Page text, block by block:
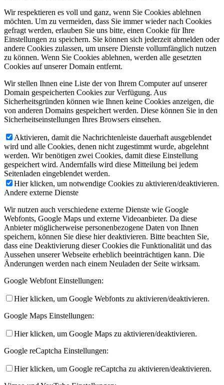
Wir respektieren es voll und ganz, wenn Sie Cookies ablehnen
möchten. Um zu vermeiden, dass Sie immer wieder nach Cookies
gefragt werden, erlauben Sie uns bitte, einen Cookie für Ihre
Einstellungen zu speichern. Sie können sich jederzeit abmelden oder
andere Cookies zulassen, um unsere Dienste vollumfänglich nutzen
zu können. Wenn Sie Cookies ablehnen, werden alle gesetzten
Cookies auf unserer Domain entfernt.
Wir stellen Ihnen eine Liste der von Ihrem Computer auf unserer
Domain gespeicherten Cookies zur Verfügung. Aus
Sicherheitsgründen können wie Ihnen keine Cookies anzeigen, die
von anderen Domains gespeichert werden. Diese können Sie in den
Sicherheitseinstellungen Ihres Browsers einsehen.
Aktivieren, damit die Nachrichtenleiste dauerhaft ausgeblendet
wird und alle Cookies, denen nicht zugestimmt wurde, abgelehnt
werden. Wir benötigen zwei Cookies, damit diese Einstellung
gespeichert wird. Andernfalls wird diese Mitteilung bei jedem
Seitenladen eingeblendet werden.
Hier klicken, um notwendige Cookies zu aktivieren/deaktivieren.
Andere externe Dienste
Wir nutzen auch verschiedene externe Dienste wie Google
Webfonts, Google Maps und externe Videoanbieter. Da diese
Anbieter möglicherweise personenbezogene Daten von Ihnen
speichern, können Sie diese hier deaktivieren. Bitte beachten Sie,
dass eine Deaktivierung dieser Cookies die Funktionalität und das
Aussehen unserer Webseite erheblich beeinträchtigen kann. Die
Änderungen werden nach einem Neuladen der Seite wirksam.
Google Webfont Einstellungen:
Hier klicken, um Google Webfonts zu aktivieren/deaktivieren.
Google Maps Einstellungen:
Hier klicken, um Google Maps zu aktivieren/deaktivieren.
Google reCaptcha Einstellungen:
Hier klicken, um Google reCaptcha zu aktivieren/deaktivieren.